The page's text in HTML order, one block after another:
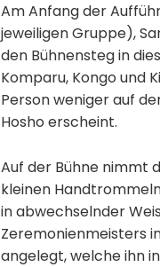
Am Anfang der
jeweiligen Gruppe),
den Bühnensteg in
Komparu, Kongo und
Person weniger auf
Hosho erscheint.
Auf der Bühne nimmt
kleinen
in abwechselnder
Zeremonienmeisters
angelegt, welche ihn